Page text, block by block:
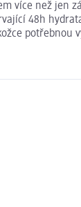
než jen
48h
potřebnou